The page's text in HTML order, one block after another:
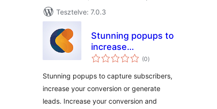
Tesztelve: 7.0.3
Stunning popups to
increase
conversion or
subscribers
(0értékelés
összesen
)
Stunning popups to capture subscribers,
increase your conversion or generate
leads. Increase your conversion and